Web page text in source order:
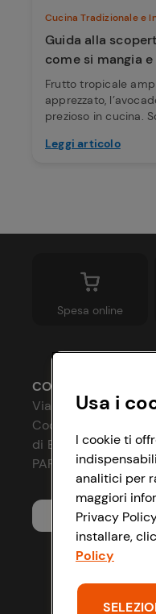
Cucina Tradizionale e
Guida alla
come si mangia e
Frutto tropicale
apprezzato,
prezioso in cucina.
Leggi articolo
Spesa online
CONAD SOCIETÀ
Via Michelino, 59 |
Codice Fiscale e
di Bologna
PARTITA IVA
Servizio clienti
Usa i
I cookie ti
analitici per
maggiori
Privacy
installare,
Policy